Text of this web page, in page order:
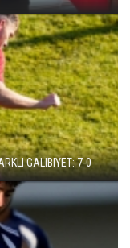
GALIBIYET: 7-0